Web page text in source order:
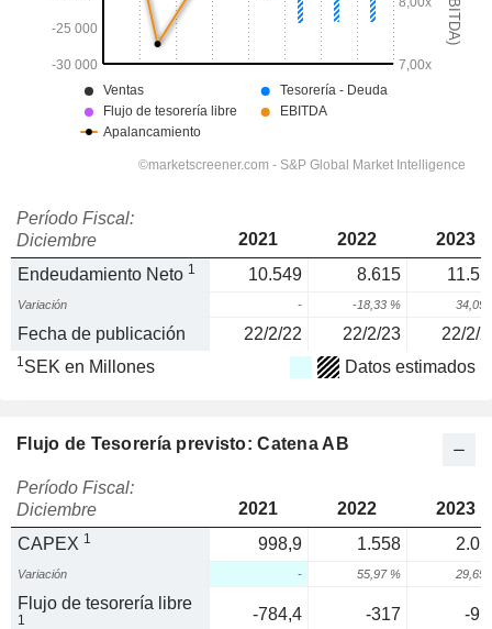
Período Fiscal:
Diciembre
2021 2022
2023
Endeudamiento Neto 1 10.549 8.615
Variación - -18,33 % 34,09
Fecha de publicación 22/2/22 22/2/23 22/2/
1SEK en Millones Datos estimados
Flujo de Tesorería previsto: Catena AB
Período Fiscal:
Diciembre
2021 2022
2023
CAPEX 1 998,9 1.558
Variación - 55,97 % 29,65
Flujo de tesorería libre
1 -784,4 -317 -